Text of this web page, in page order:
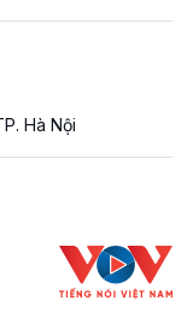
Hà Nội